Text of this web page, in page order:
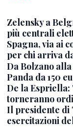
Zelensky a
più centrali
Spagna, via ai
per chi arriva
Da Bolzano
Panda da 150
De la Espriella:
torneranno
Il presidente di
esercitazioni